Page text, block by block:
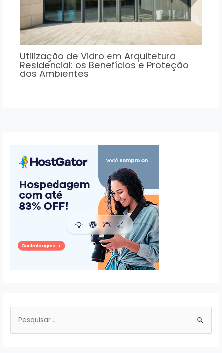
Utilização de Vidro em Arquitetura
Residencial: os Benefícios e Proteção
dos Ambientes